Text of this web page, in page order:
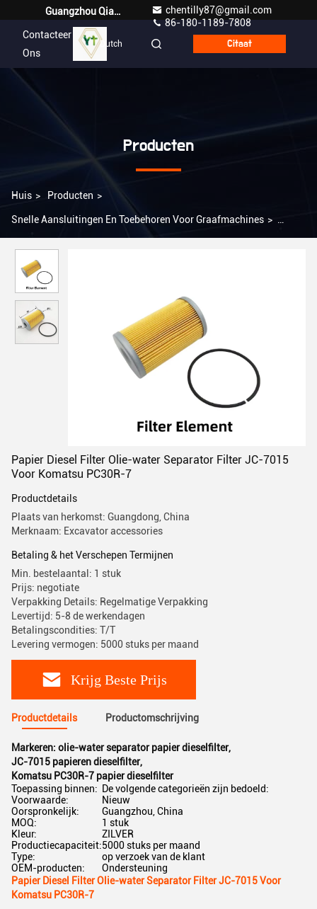
Guangzhou Qianyuan Construction Machinery Co,.LTD
chentilly87@gmail.com
86-180-1189-7808
Contacteer
Ons
Dutch Citaat
Producten
Huis > Producten >
Snelle Aansluitingen En Toebehoren Voor Graafmachines >
Komatsu PC30R-7
Papier Diesel Filter Olie-water Separator Filter JC-7015
Voor Komatsu PC30R-7
Productdetails
Plaats van herkomst: Guangdong, China
Merknaam: Excavator accessories
Betaling & het Verschepen Termijnen
Min. bestelaantal: 1 stuk
Prijs: negotiate
Verpakking Details: Regelmatige Verpakking
Levertijd: 5-8 de werkendagen
Betalingscondities: T/T
Levering vermogen: 5000 stuks per maand
Krijg Beste Prijs
Productdetails Productomschrijving
Markeren: olie-water separator papier dieselfilter,
JC-7015 papieren dieselfilter,
Komatsu PC30R-7 papier dieselfilter
Toepassing binnen: De volgende categorieën zijn bedoeld:
Voorwaarde:
Nieuw
Oorspronkelijk:
Guangzhou, China
MOQ:
1 stuk
Kleur:
ZILVER
Productiecapaciteit:5000 stuks per maand
Type:
op verzoek van de klant
OEM-producten:
Ondersteuning
Papier Diesel Filter Olie-water Separator Filter JC-7015 Voor
Komatsu PC30R-7